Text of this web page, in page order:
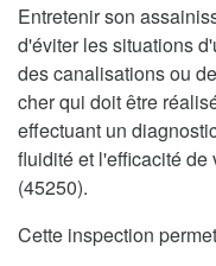
Entretenir son
d'éviter les situations
des canalisations ou
cher qui doit être
effectuant un
fluidité et l'efficacité
(45250).
Cette inspection